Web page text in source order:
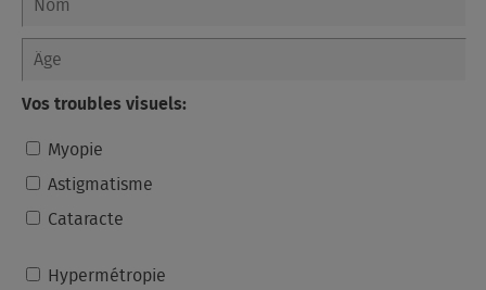
Vos troubles visuels:
Myopie
Astigmatisme
Cataracte
Hypermétropie